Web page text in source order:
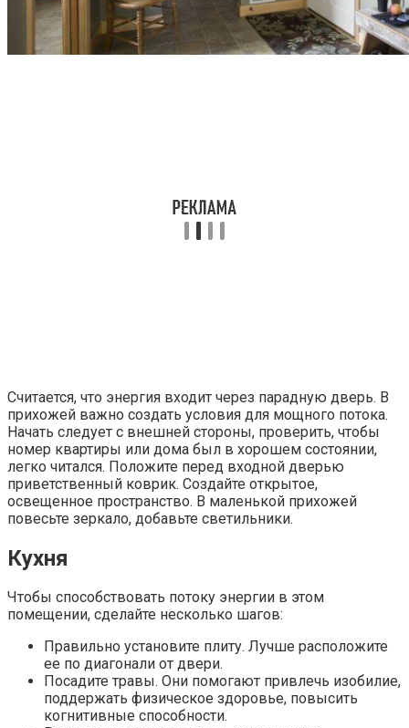
Считается, что энергия входит через парадную дверь. В
прихожей важно создать условия для мощного потока.
Начать следует с внешней стороны, проверить, чтобы
номер квартиры или дома был в хорошем состоянии,
легко читался. Положите перед входной дверью
приветственный коврик. Создайте открытое,
освещенное пространство. В маленькой прихожей
повесьте зеркало, добавьте светильники.
Кухня
Чтобы способствовать потоку энергии в этом
помещении, сделайте несколько шагов:
Правильно установите плиту. Лучше расположите
ее по диагонали от двери.
Посадите травы. Они помогают привлечь изобилие,
поддержать физическое здоровье, повысить
когнитивные способности.